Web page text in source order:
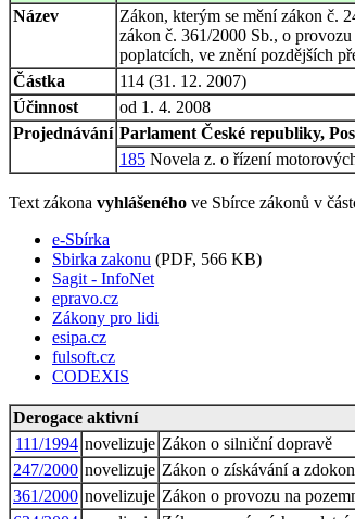
Název
Zákon, kterým se mění zákon č.
zákon č. 361/2000 Sb., o
poplatcích, ve znění pozdějších
Částka
114 (31. 12. 2007)
Účinnost
od 1. 4. 2008
Projednávání Parlament České republiky,
185 Novela z. o řízení
Text zákona vyhlášeného ve Sbírce zákonů v
e-Sbírka
Sbirka zakonu (PDF, 566 KB)
Sagit - InfoNet
epravo.cz
Zákony pro lidi
esipa.cz
fulsoft.cz
CODEXIS
Derogace aktivní
111/1994 novelizuje Zákon o silniční dopravě
247/2000 novelizuje Zákon o získávání a
361/2000 novelizuje Zákon o provozu na